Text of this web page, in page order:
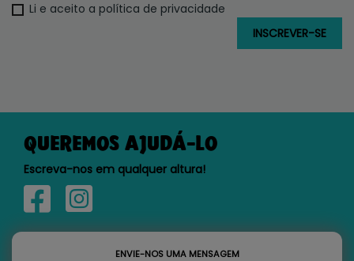
Li e aceito a política de privacidade
QUEREMOS AJUDÁ-LO
Escreva-nos em qualquer altura!
ENVIE-NOS UMA MENSAGEM